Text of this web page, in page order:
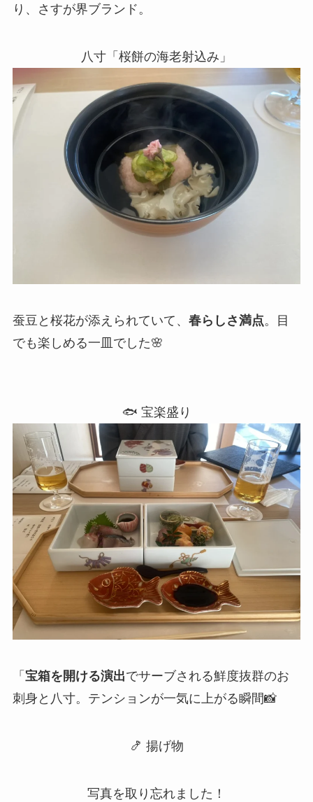
り、さすが界ブランド。
八寸「桜餅の海老射込み」
蚕豆と桜花が添えられていて、 春らしさ満点。目
でも楽しめる一皿でした🌸
🐟 宝楽盛り
「 宝箱を開ける演出でサーブされる鮮度抜群のお
刺身と八寸。テンションが一気に上がる瞬間📸
🍤 揚げ物
写真を取り忘れました！